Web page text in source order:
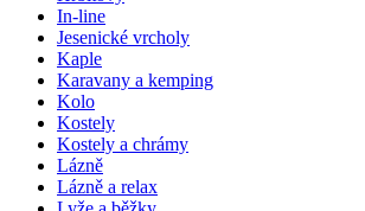
In-line
Jesenické vrcholy
Kaple
Karavany a kemping
Kolo
Kostely
Kostely a chrámy
Lázně
Lázně a relax